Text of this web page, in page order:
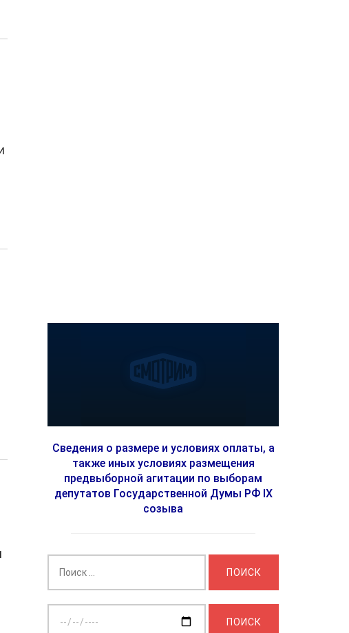
Сведения о размере и условиях оплаты, а
также иных условиях размещения
предвыборной агитации по выборам
депутатов Государственной Думы РФ IX
созыва
дату: